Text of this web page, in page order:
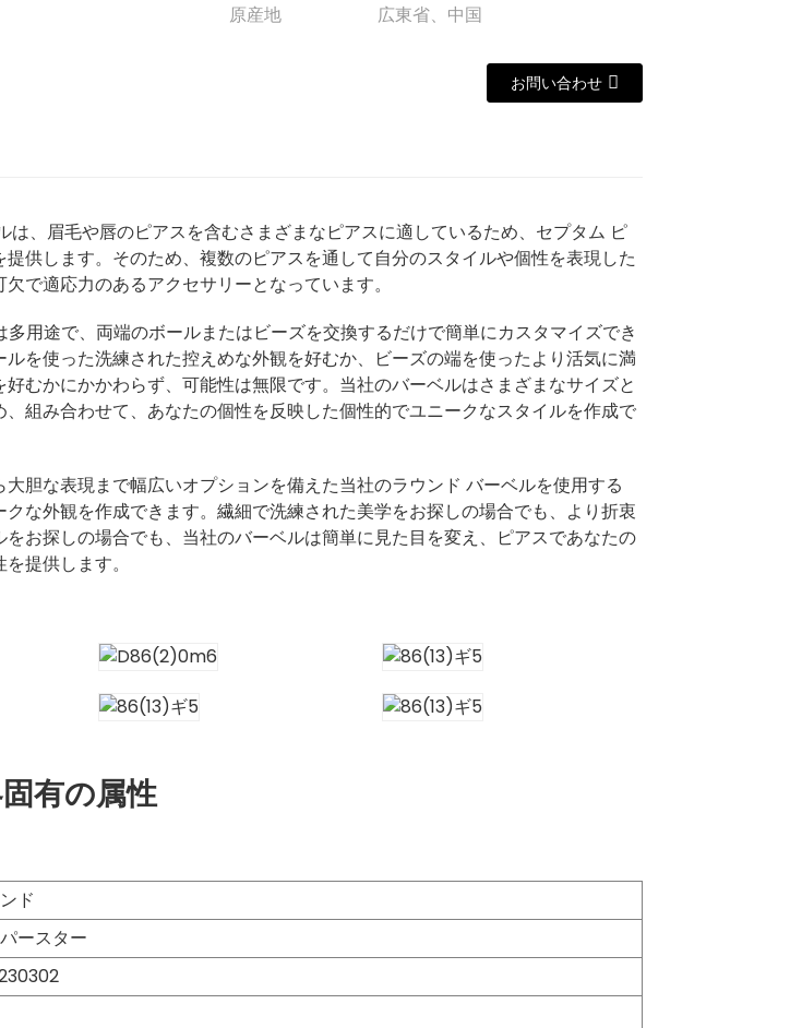
原産地
広東省、中国
お問い合わせ
は、眉毛や唇のピアスを含むさまざまなピアスに適しているため、セプタム ピ
供します。そのため、複数のピアスを通して自分のスタイルや個性を表現した
で適応力のあるアクセサリーとなっています。
多用途で、両端のボールまたはビーズを交換するだけで簡単にカスタマイズでき
ルを使った洗練された控えめな外観を好むか、ビーズの端を使ったより活気に満
むかにかかわらず、可能性は無限です。当社のバーベルはさまざまなサイズと
組み合わせて、あなたの個性を反映した個性的でユニークなスタイルを作成で
胆な表現まで幅広いオプションを備えた当社のラウンド バーベルを使用する
クな外観を作成できます。繊細で洗練された美学をお探しの場合でも、より折衷
お探しの場合でも、当社のバーベルは簡単に見た目を変え、ピアスであなたの
提供します。
有の属性
ド
ースター